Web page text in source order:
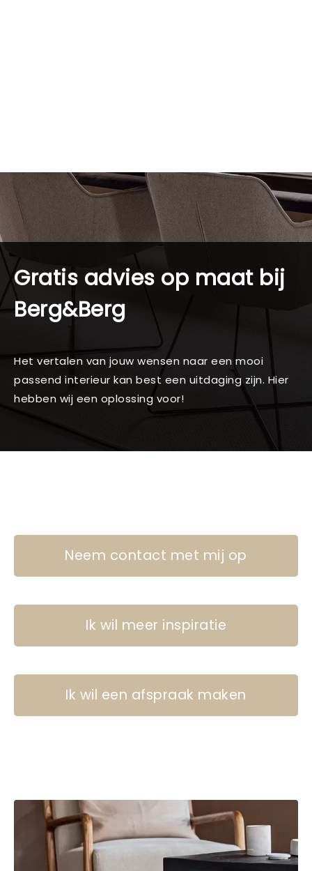
Gratis advies op maat bij
Berg&Berg
Het vertalen van jouw wensen naar een mooi
passend interieur kan best een uitdaging zijn. Hier
hebben wij een oplossing voor!
Neem contact met mij op
Ik wil meer inspiratie
Ik wil een afspraak maken